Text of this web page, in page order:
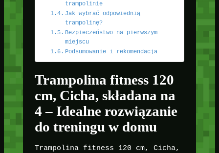
trampolinie
Jak wybrać odpowiednią
trampolinę?
Bezpieczeństwo na pierwszym
miejscu
Podsumowanie i rekomendacja
Trampolina fitness 120
cm, Cicha, składana na
4 – Idealne rozwiązanie
do treningu w domu
Trampolina fitness 120 cm, Cicha,